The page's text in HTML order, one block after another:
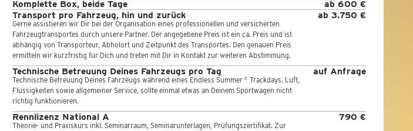
Komplette Box, beide Tage
ab 600 €
Transport pro Fahrzeug, hin und zurück
ab 3.750 €
Gerne assistieren wir Dir bei der Organisation eines professionellen und versicherten
Fahrzeugtransportes durch unsere Partner. Der angegebene Preis ist ein ca. Preis und ist
abhängig von Transporteur, Abholort und Zeitpunkt des Transportes. Den genauen Preis
ermitteln wir kurzfristig für Dich und treten mit Dir in Kontakt zur weiteren Abstimmung.
Technische Betreuung Deines Fahrzeugs pro Tag auf Anfrage
Technische Betreuung Deines Fahrzeugs während eines Endless Summer ® Trackdays. Luft,
Flüssigkeiten sowie allgemeiner Service, sollte einmal etwas an Deinem Sportwagen nicht
richtig funktionieren.
Rennlizenz National A 790 €
Theorie- und Praxiskurs inkl. Seminarraum, Seminarunterlagen, Prüfungszertifikat. Zur